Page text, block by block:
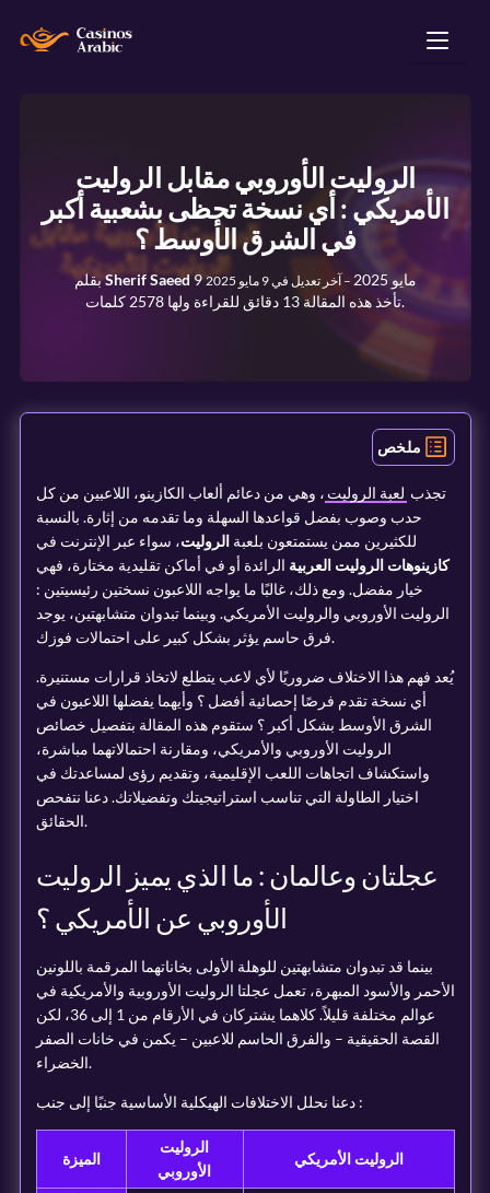
الروليت الأوروبي مقابل الروليت
الأمريكي : أي نسخة تحظى بشعبية أكبر
في الشرق الأوسط ؟
بقلمSherif Saeed 9 مايو 2025 –آخر تعديل في9 مايو 2025
تأخذ هذه المقالة 13 دقائق للقراءة ولها 2578 كلمات.
ملخص
تجذب لعبة الروليت ، وهي من دعائم ألعاب الكازينو، اللاعبين من كل
حدب وصوب بفضل قواعدها السهلة وما تقدمه من إثارة. بالنسبة
للكثيرين ممن يستمتعون بلعبةالروليت، سواء عبر الإنترنت في
كازينوهات الروليت العربية الرائدة أو في أماكن تقليدية مختارة، فهي
خيار مفضل. ومع ذلك، غالبًا ما يواجه اللاعبون نسختين رئيسيتين :
الروليت الأوروبي والروليت الأمريكي. وبينما تبدوان متشابهتين، يوجد
فرق حاسم يؤثر بشكل كبير على احتمالات فوزك.
يُعد فهم هذا الاختلاف ضروريًا لأي لاعب يتطلع لاتخاذ قرارات مستنيرة.
أي نسخة تقدم فرصًا إحصائية أفضل ؟ وأيهما يفضلها اللاعبون في
الشرق الأوسط بشكل أكبر ؟ ستقوم هذه المقالة بتفصيل خصائص
الروليت الأوروبي والأمريكي، ومقارنة احتمالاتهما مباشرة،
واستكشاف اتجاهات اللعب الإقليمية، وتقديم رؤى لمساعدتك في
اختيار الطاولة التي تناسب استراتيجيتك وتفضيلاتك. دعنا نتفحص
الحقائق.
عجلتان وعالمان : ما الذي يميز الروليت
الأوروبي عن الأمريكي ؟
بينما قد تبدوان متشابهتين للوهلة الأولى بخاناتهما المرقمة باللونين
الأحمر والأسود المبهرة، تعمل عجلتا الروليت الأوروبية والأمريكية في
عوالم مختلفة قليلاً. كلاهما يشتركان في الأرقام من 1 إلى 36، لكن
القصة الحقيقية – والفرق الحاسم للاعبين – يكمن في خانات الصفر
الخضراء.
دعنا نحلل الاختلافات الهيكلية الأساسية جنبًا إلى جنب :
الميزة
الروليت
الأوروبي
الروليت الأمريكي